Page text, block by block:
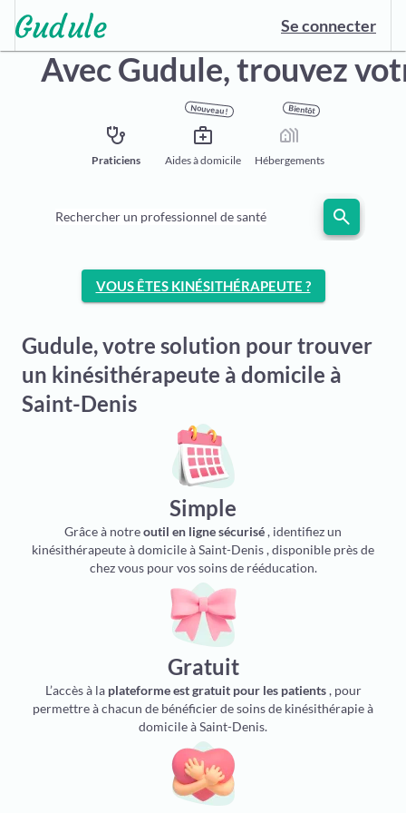
Se connecter
Avec Gudule,trouvez
stethoscope
Praticiens
Nouveau !
medical_services
Aides à domicile
Bientôt
holiday_village
Hébergements
Rechercher un professionnel de santé search
VOUS ÊTES KINÉSITHÉRAPEUTE ?
Gudule, votre solution pour trouver
un kinésithérapeute à domicile à
Saint-Denis
Simple
Grâce à notreoutil en ligne sécurisé, identifiez un
kinésithérapeute à domicile à Saint-Denis , disponible près de
chez vous pour vos soins de rééducation.
Gratuit
L’accès à la plateforme est gratuit pour les patients, pour
permettre à chacun de bénéficier de soins de kinésithérapie à
domicile à Saint-Denis.